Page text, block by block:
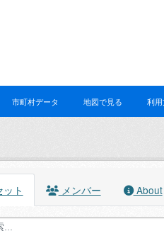
市町村データ 地図で見る 利
ト メンバー About